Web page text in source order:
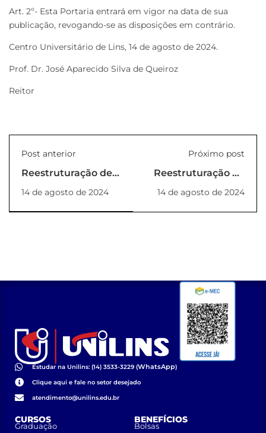
Art. 2º- Esta Portaria entrará em vigor na data de sua
publicação, revogando-se as disposições em contrário.
Centro Universitário de Lins, 14 de agosto de 2024.
Prof. Dr. José Aparecido Silva de Queiroz
Reitor
Post anterior
Reestruturação de
NDE
(PORTARIA_49_2024_REITORIA)
14 de agosto de 2024
Próximo post
Reestruturação de
14 de agosto de 2024
Estudar na Unilins: (14) 3533-3229 (WhatsApp)
Clique aqui e fale no setor desejado
atendimento@unilins.edu.br
CURSOS
Graduação
BENEFÍCIOS
Bolsas